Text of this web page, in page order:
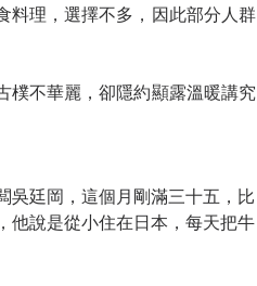
料理，選擇不多，因此部分人群
樸不華麗，卻隱約顯露溫暖講究
吳廷岡，這個月剛滿三十五，比
他說是從小住在日本，每天把牛